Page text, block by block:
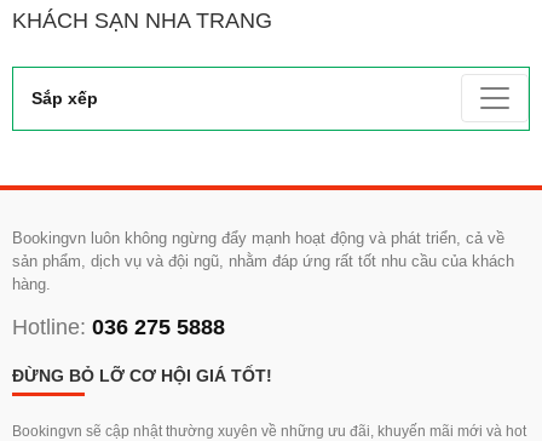
KHÁCH SẠN NHA TRANG
Sắp xếp
Bookingvn luôn không ngừng đẩy mạnh hoạt động và phát triển, cả về
sản phẩm, dịch vụ và đội ngũ, nhằm đáp ứng rất tốt nhu cầu của khách
hàng.
Hotline: 036 275 5888
ĐỪNG BỎ LỠ CƠ HỘI GIÁ TỐT!
Bookingvn sẽ cập nhật thường xuyên về những ưu đãi, khuyến mãi mới và hot